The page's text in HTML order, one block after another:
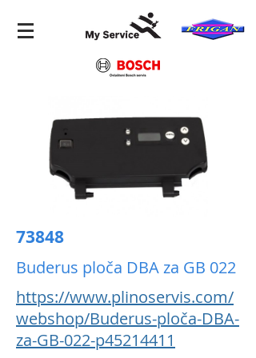
73848
Buderus ploča DBA za GB 022
https://www.plinoservis.com/
webshop/Buderus-ploča-DBA-
za-GB-022-p45214411